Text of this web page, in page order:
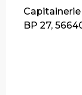
BP 27,